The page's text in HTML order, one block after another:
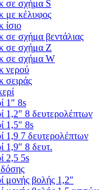
σε σχήμα S
με κέλυφος
ίσιο
σε σχήμα βεντάλιας
σε σχήμα Ζ
σε σχήμα W
νερού
σειράς
1″ 8s
1,2″ 8 δευτερολέπτων
1,5″ 8s
1,9 7 δευτερολέπτων
1,9″ 8 δευτ.
2,5 5s
μονής βολής 1,2″